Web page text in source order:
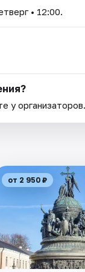
• 12:00.
у организаторов.
от 2 950 ₽